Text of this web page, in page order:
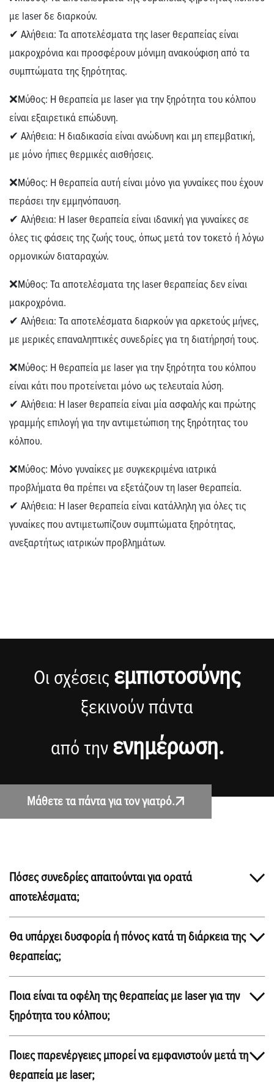
με laser δε διαρκούν.
✔ Αλήθεια: Τα αποτελέσματα της laserθεραπείαςείναι
μακροχρόνια και προσφέρουν μόνιμη ανακούφιση από τα
συμπτώματα της ξηρότητας.
❌Μύθος: Η θεραπεία με laser για την ξηρότητα του κόλπου
είναι εξαιρετικά επώδυνη.
✔ Αλήθεια: Η διαδικασία είναιανώδυνη και μη επεμβατική,
με μόνο ήπιες θερμικές αισθήσεις.
❌Μύθος: Η θεραπεία αυτή είναι μόνο για γυναίκες που έχουν
περάσει την εμμηνόπαυση.
✔ Αλήθεια: Η laserθεραπείαείναι ιδανική για γυναίκες σε
όλες τις φάσεις της ζωής τους, όπως μετά τον τοκετό ή λόγω
ορμονικών διαταραχών.
❌Μύθος: Τα αποτελέσματα της laser θεραπείας δεν είναι
μακροχρόνια.
✔ Αλήθεια: Τα αποτελέσματα διαρκούν για αρκετούς μήνες,
με μερικές επαναληπτικές συνεδρίες για τη διατήρησή τους.
❌Μύθος: Η θεραπεία με laser για την ξηρότητα του κόλπου
είναι κάτι που προτείνεται μόνο ως τελευταία λύση.
✔ Αλήθεια: Η laserθεραπείαείναι μία ασφαλής και πρώτης
γραμμής επιλογή για την αντιμετώπιση της ξηρότητας του
κόλπου.
❌Μύθος: Μόνο γυναίκες με συγκεκριμένα ιατρικά
προβλήματα θα πρέπει να εξετάζουν τη laser θεραπεία.
✔ Αλήθεια: Η laserθεραπείαείναι κατάλληλη για όλες τις
γυναίκες που αντιμετωπίζουν συμπτώματα ξηρότητας,
ανεξαρτήτως ιατρικών προβλημάτων.
Οι σχέσεις εμπιστοσύνης
ξεκινούν πάντα
από την ενημέρωση.
Μάθετε τα πάντα για τον γιατρό.
Πόσες συνεδρίες απαιτούνται για ορατά
αποτελέσματα;
Θα υπάρχει δυσφορία ή πόνος κατά τη διάρκεια της
θεραπείας;
Ποια είναι τα οφέλη της θεραπείας με laser για την
ξηρότητα του κόλπου;
Ποιες παρενέργειες μπορεί να εμφανιστούν μετά τη
θεραπεία με laser;